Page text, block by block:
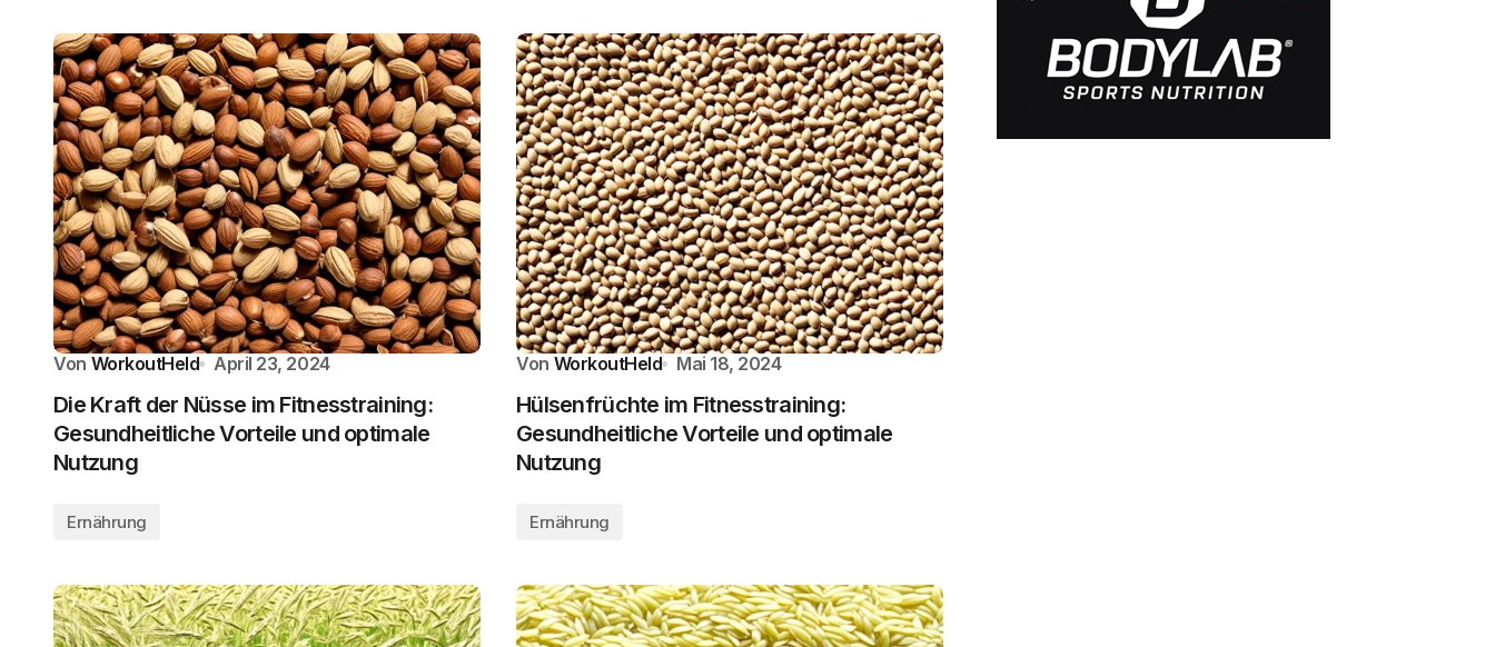
Von WorkoutHeld April 23, 2024
Die Kraft der Nüsse im Fitnesstraining:
Gesundheitliche Vorteile und optimale
Nutzung
Ernährung
Von WorkoutHeld Mai 18, 2024
Hülsenfrüchte im Fitnesstraining:
Gesundheitliche Vorteile und optimale
Nutzung
Ernährung